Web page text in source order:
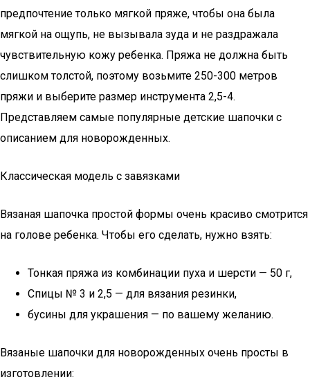
предпочтение только мягкой пряже, чтобы она была
мягкой на ощупь, не вызывала зуда и не раздражала
чувствительную кожу ребенка. Пряжа не должна быть
слишком толстой, поэтому возьмите 250-300 метров
пряжи и выберите размер инструмента 2,5-4.
Представляем самые популярные детские шапочки с
описанием для новорожденных.
Классическая модель с завязками
Вязаная шапочка простой формы очень красиво смотрится
на голове ребенка. Чтобы его сделать, нужно взять:
Тонкая пряжа из комбинации пуха и шерсти — 50 г,
Спицы № 3 и 2,5 — для вязания резинки,
бусины для украшения — по вашему желанию.
Вязаные шапочки для новорожденных очень просты в
изготовлении: